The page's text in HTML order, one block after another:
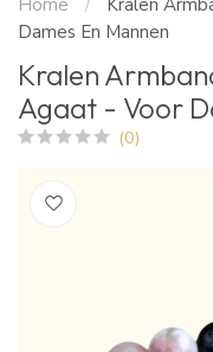
Home /
Kralen
Dames En Mannen
Kralen
Agaat - Voor
(0)